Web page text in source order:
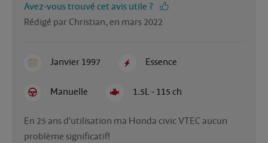
Avez-vous trouvé cet avis utile ?
Rédigé par Christian, en mars 2022
Janvier 1997 Essence
Manuelle 1.5L - 115 ch
En 25 ans d'utilisation ma Honda civic VTEC aucun
problème significatif!